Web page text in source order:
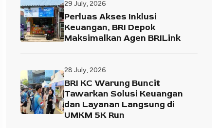
29 July, 2026
Perluas Akses Inklusi
Keuangan, BRI Depok
Maksimalkan Agen BRILink
28 July, 2026
BRI KC Warung Buncit
Tawarkan Solusi Keuangan
dan Layanan Langsung di
UMKM 5K Run